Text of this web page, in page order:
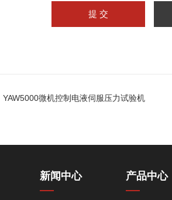
YAW5000微机控制电液伺服压力试验机
新闻中心 产品中心